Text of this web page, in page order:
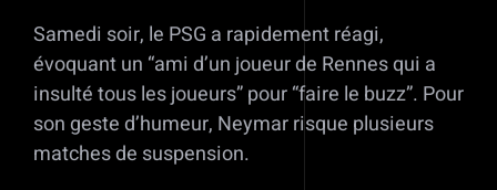
Samedi soir, le PSG a rapidement réagi,
évoquant un “ami d’un joueur de Rennes qui a
insulté tous les joueurs” pour “faire le buzz”. Pour
son geste d’humeur, Neymar risque plusieurs
matches de suspension.